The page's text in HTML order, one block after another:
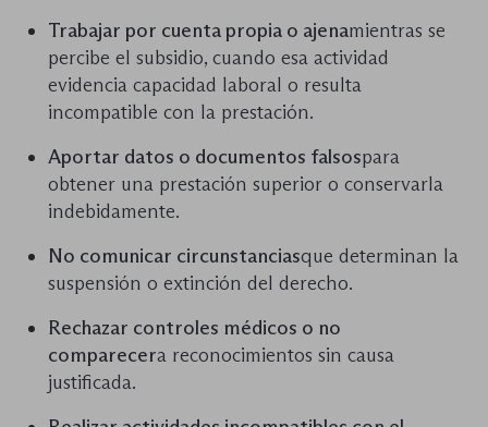
Trabajar por cuenta propia o ajenamientras se
percibe el subsidio, cuando esa actividad
evidencia capacidad laboral o resulta
incompatible con la prestación.
Aportar datos o documentos falsospara
obtener una prestación superior o conservarla
indebidamente.
No comunicar circunstanciasque determinan la
suspensión o extinción del derecho.
Rechazar controles médicos o no
comparecera reconocimientos sin causa
justificada.